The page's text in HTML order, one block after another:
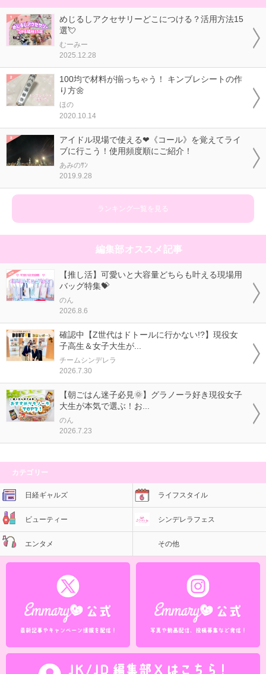
めじるしアクセサリーどこにつける？活用方法15
選💘
むーみー
2025.12.28
100均で材料が揃っちゃう！ キンブレシートの作
り方🌼
ほの
2020.10.14
アイドル現場で使える❤《コール》を覚えてライ
ブに行こう！使用頻度順にご紹介！
あみのｻﾝ
2019.9.28
ランキング一覧を見る
編集部オススメ記事
【推し活】可愛いと大容量どちらも叶える現場用
バッグ特集💝
のん
2026.8.6
確認中【Z世代はドトールに行かない!?】現役女
子高生＆女子大生が...
チームシンデレラ
2026.7.30
【朝ごはん迷子必見🌞】グラノーラ好き現役女子
大生が本気で選ぶ！お...
のん
2026.7.23
カテゴリー
日経ギャルズ ライフスタイル
ビューティー シンデレラフェス
エンタメ その他